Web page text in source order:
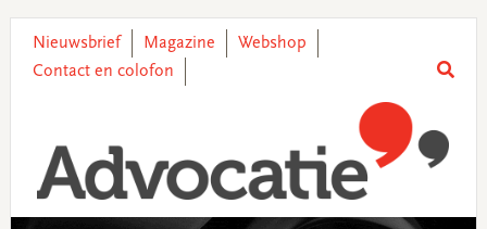
primary
main
primary
footer
Nieuwsbrief Magazine
Webshop
Contact en colofon